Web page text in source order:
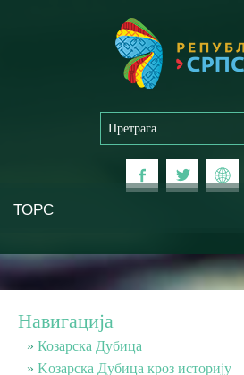
ТОРС
Планински туризам
Навигација
Козарска Дубица
Koзарска Дубица кроз историју